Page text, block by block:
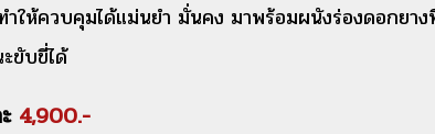
ำให้ควบคุมได้แม่นยำ มั่นคง มาพร้อมผนังร่องดอกยา
ขับขี่ได้
4,900.-